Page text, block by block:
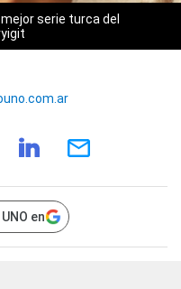
serie turca del
en